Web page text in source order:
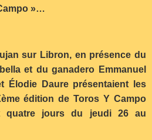
»…
sur Libron, en présence du
et du ganadero Emmanuel
Élodie Daure présentaient les
édition de Toros Y Campo
quatre jours du jeudi 26 au